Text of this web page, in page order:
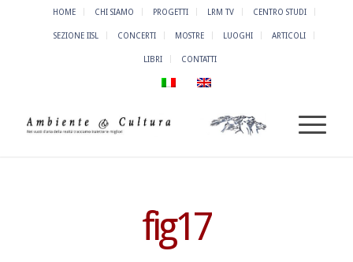
HOME CHI SIAMO PROGETTI LRM TV CENTRO STUDI
SEZIONE IISL CONCERTI MOSTRE LUOGHI ARTICOLI
LIBRI CONTATTI
fig17